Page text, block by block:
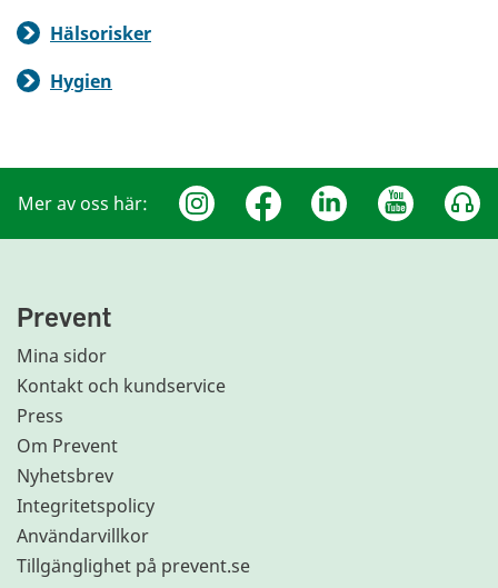
Hälsorisker
Hygien
Mer av oss här:
Prevent
Mina sidor
Kontakt och kundservice
Press
Om Prevent
Nyhetsbrev
Integritetspolicy
Användarvillkor
Tillgänglighet på prevent.se